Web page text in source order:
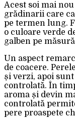
Acest soi mai
grădinarii care
pe termen lung.
o culoare verde
galben pe
Un aspect
de coacere.
și verzi, apoi
controlată. În
aroma și devin
controlată
pere proaspete